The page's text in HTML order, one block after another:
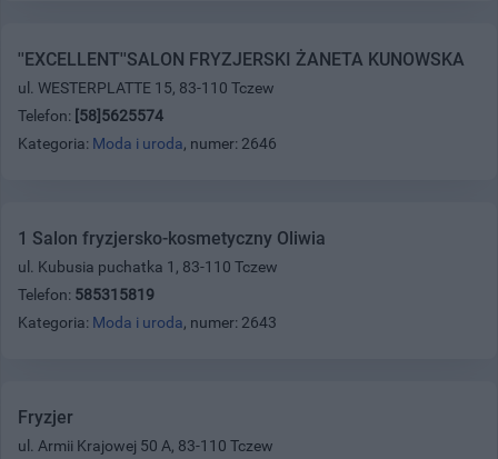
''EXCELLENT''SALON FRYZJERSKI ŻANETA KUNOWSKA
ul. WESTERPLATTE 15, 83-110 Tczew
Telefon: [58]5625574
Kategoria: Moda i uroda, numer: 2646
1 Salon fryzjersko-kosmetyczny Oliwia
ul. Kubusia puchatka 1, 83-110 Tczew
Telefon: 585315819
Kategoria: Moda i uroda, numer: 2643
Fryzjer
ul. Armii Krajowej 50 A, 83-110 Tczew